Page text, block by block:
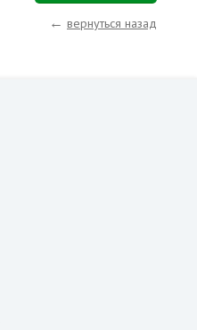
← вернуться назад